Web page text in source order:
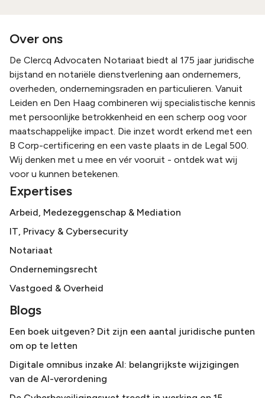
Over ons
De Clercq Advocaten Notariaat biedt al 175 jaar juridische
bijstand en notariële dienstverlening aan ondernemers,
overheden, ondernemingsraden en particulieren. Vanuit
Leiden en Den Haag combineren wij specialistische kennis
met persoonlijke betrokkenheid en een scherp oog voor
maatschappelijke impact. Die inzet wordt erkend met een
B Corp-certificering en een vaste plaats in de Legal 500.
Wij denken met u mee en vér vooruit - ontdek wat wij
voor u kunnen betekenen.
Expertises
Arbeid, Medezeggenschap & Mediation
IT, Privacy & Cybersecurity
Notariaat
Ondernemingsrecht
Vastgoed & Overheid
Blogs
Een boek uitgeven? Dit zijn een aantal juridische punten
om op te letten
Digitale omnibus inzake AI: belangrijkste wijzigingen
van de AI-verordening